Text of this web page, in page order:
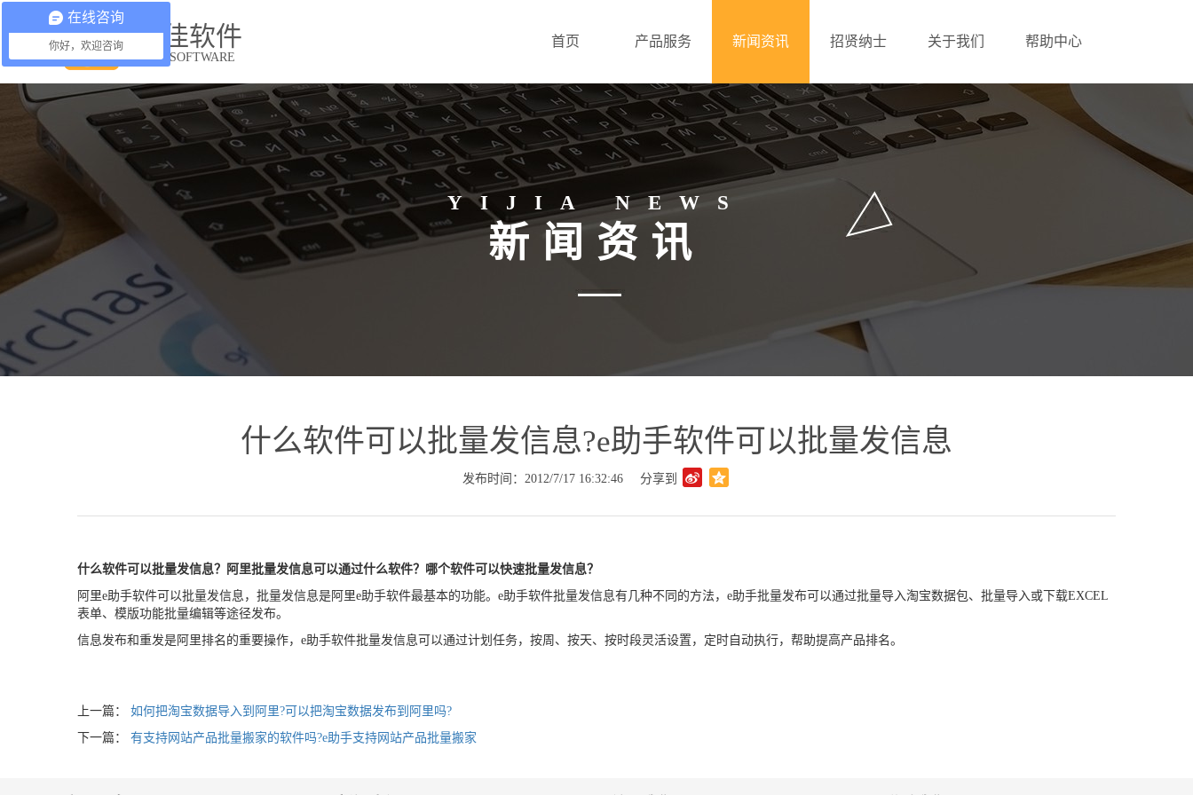
益佳软件
YIJIA SOFTWARE
首页 产品服务
新闻资讯
招贤纳士 关于我们 帮助中心
YIJIA NEWS
新闻资讯
什么软件可以批量发信息?e助手软件可以批量发信息
发布时间：2012/7/17 16:32:46 分享到
什么软件可以批量发信息？阿里批量发信息可以通过什么软件？哪个软件可以快速批量发信息？
阿里e助手软件可以批量发信息，批量发信息是阿里e助手软件最基本的功能。e助手软件批量发信息有几种不同的方法，e助手批量发布可以通过批量导入淘宝数据包、批量导入或下载EXCEL
表单、模版功能批量编辑等途径发布。
信息发布和重发是阿里排名的重要操作，e助手软件批量发信息可以通过计划任务，按周、按天、按时段灵活设置，定时自动执行，帮助提高产品排名。
上一篇： 如何把淘宝数据导入到阿里?可以把淘宝数据发布到阿里吗?
下一篇： 有支持网站产品批量搬家的软件吗?e助手支持网站产品批量搬家
在线咨询
你好，欢迎咨询